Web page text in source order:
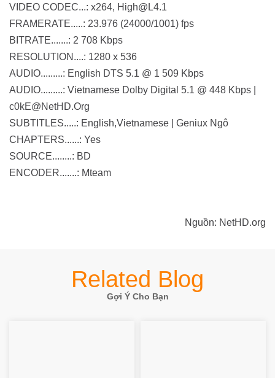
VIDEO CODEC...: x264, High@L4.1
FRAMERATE.....: 23.976 (24000/1001) fps
BITRATE.......: 2 708 Kbps
RESOLUTION....: 1280 x 536
AUDIO.........: English DTS 5.1 @ 1 509 Kbps
AUDIO.........: Vietnamese Dolby Digital 5.1 @ 448 Kbps |
c0kE@NetHD.Org
SUBTITLES.....: English,Vietnamese | Geniux Ngô
CHAPTERS......: Yes
SOURCE........: BD
ENCODER.......: Mteam
Nguồn: NetHD.org
Related Blog
Gợi Ý Cho Bạn